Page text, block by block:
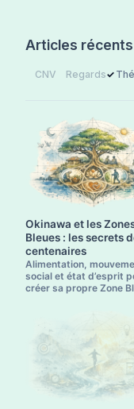
Articles récents
CNV Regards
Okinawa et les
Bleues : les secrets
centenaires
Alimentation,
social et état d’esprit
créer sa propre Zone